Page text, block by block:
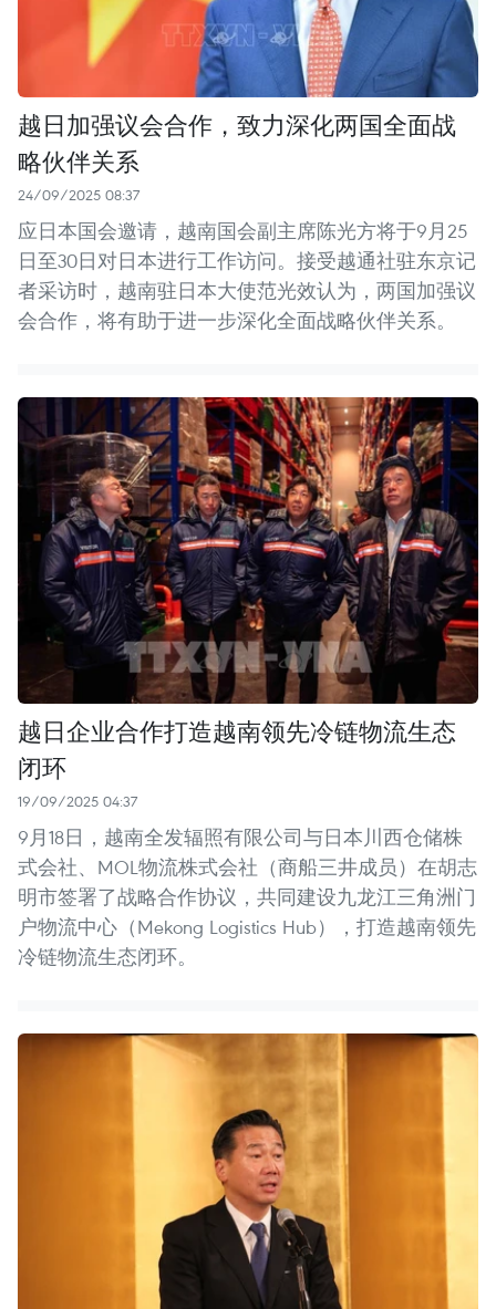
越日加强议会合作，致力深化两国全面战
略伙伴关系
24/09/2025 08:37
应日本国会邀请，越南国会副主席陈光方将于9月25
日至30日对日本进行工作访问。接受越通社驻东京记
者采访时，越南驻日本大使范光效认为，两国加强议
会合作，将有助于进一步深化全面战略伙伴关系。
越日企业合作打造越南领先冷链物流生态
闭环
19/09/2025 04:37
9月18日，越南全发辐照有限公司与日本川西仓储株
式会社、MOL物流株式会社（商船三井成员）在胡志
明市签署了战略合作协议，共同建设九龙江三角洲门
户物流中心（Mekong Logistics Hub），打造越南领先
冷链物流生态闭环。